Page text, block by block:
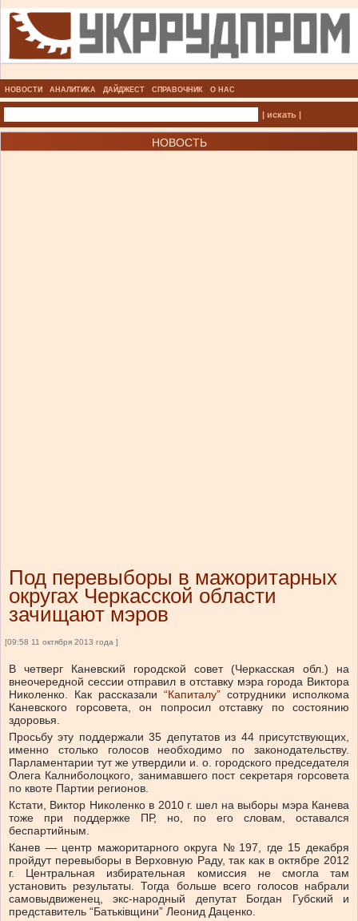
НОВОСТИ АНАЛИТИКА ДАЙДЖЕСТ СПРАВОЧНИК О НАС
| искать |
НОВОСТЬ
Под перевыборы в мажоритарных
округах Черкасской области
зачищают мэров
[09:58 11 октября 2013 года ]
В четверг Каневский городской совет (Черкасская обл.) на
внеочередной сессии отправил в отставку мэра города Виктора
Николенко. Как рассказали “Капиталу” сотрудники исполкома
Каневского горсовета, он попросил отставку по состоянию
здоровья.
Просьбу эту поддержали 35 депутатов из 44 присутствующих,
именно столько голосов необходимо по законодательству.
Парламентарии тут же утвердили и. о. городского председателя
Олега Калниболоцкого, занимавшего пост секретаря горсовета
по квоте Партии регионов.
Кстати, Виктор Николенко в 2010 г. шел на выборы мэра Канева
тоже при поддержке ПР, но, по его словам, оставался
беспартийным.
Канев — центр мажоритарного округа № 197, где 15 декабря
пройдут перевыборы в Верховную Раду, так как в октябре 2012
г. Центральная избирательная комиссия не смогла там
установить результаты. Тогда больше всего голосов набрали
самовыдвиженец, экс-народный депутат Богдан Губский и
представитель “Батьківщини” Леонид Даценко.